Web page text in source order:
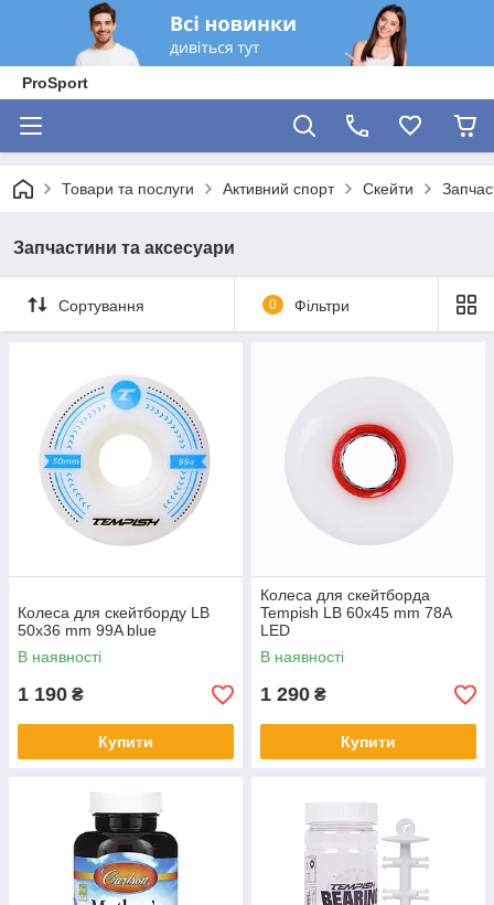
ProSport
Товари та послуги Активний спорт Скейти
Запчастини та аксесуари
Сортування 0 Фільтри
Колеса для скейтборду LB
50x36 mm 99A blue
В наявності
1 190 ₴
Купити
Колеса для скейтборда
Tempish LB 60x45 mm 78A
LED
В наявності
1 290 ₴
Купити